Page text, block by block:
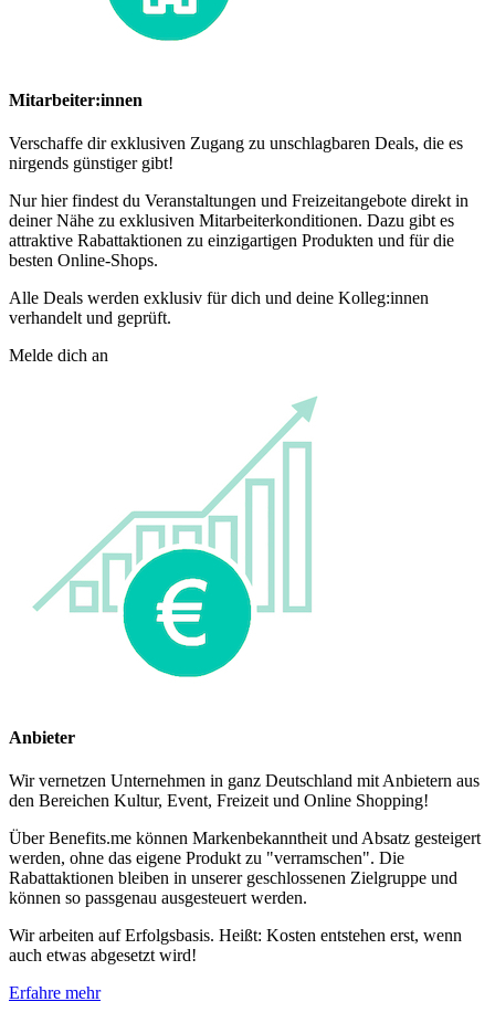
Mitarbeiter:innen
Verschaffe dir exklusiven Zugang zu unschlagbaren Deals, die es
nirgends günstiger gibt!
Nur hier findest du Veranstaltungen und Freizeitangebote direkt in
deiner Nähe zu exklusiven Mitarbeiterkonditionen. Dazu gibt es
attraktive Rabattaktionen zu einzigartigen Produkten und für die
besten Online-Shops.
Alle Deals werden exklusiv für dich und deine Kolleg:innen
verhandelt und geprüft.
Melde dich an
Anbieter
Wir vernetzen Unternehmen in ganz Deutschland mit Anbietern aus
den Bereichen Kultur, Event, Freizeit und Online Shopping!
Über Benefits.me können Markenbekanntheit und Absatz gesteigert
werden, ohne das eigene Produkt zu "verramschen". Die
Rabattaktionen bleiben in unserer geschlossenen Zielgruppe und
können so passgenau ausgesteuert werden.
Wir arbeiten auf Erfolgsbasis. Heißt: Kosten entstehen erst, wenn
auch etwas abgesetzt wird!
Erfahre mehr